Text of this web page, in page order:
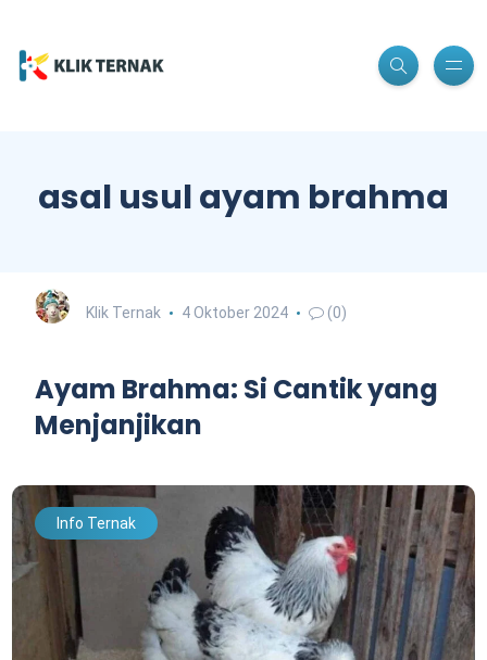
asal usul ayam brahma
Klik Ternak 4 Oktober 2024 (0)
Ayam Brahma: Si Cantik yang
Menjanjikan
Info Ternak